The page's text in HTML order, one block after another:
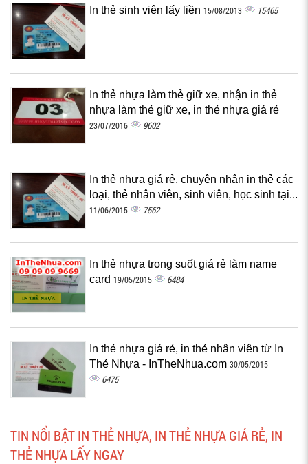
In thẻ sinh viên lấy liền 15/08/2013 15465
In thẻ nhựa làm thẻ giữ xe, nhận in thẻ
nhựa làm thẻ giữ xe, in thẻ nhựa giá rẻ
23/07/2016 9602
In thẻ nhựa giá rẻ, chuyên nhận in thẻ các
loại, thẻ nhân viên, sinh viên, học sinh tại...
11/06/2015 7562
In thẻ nhựa trong suốt giá rẻ làm name
card 19/05/2015 6484
In thẻ nhựa giá rẻ, in thẻ nhân viên từ In
Thẻ Nhựa - InTheNhua.com 30/05/2015
6475
TIN NỔI BẬT IN THẺ NHỰA, IN THẺ NHỰA GIÁ RẺ, IN
THẺ NHỰA LẤY NGAY